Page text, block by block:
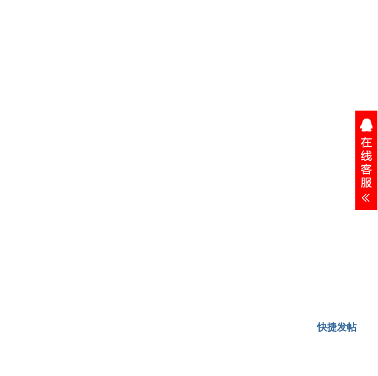
快捷发帖